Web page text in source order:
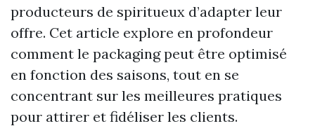
producteurs de spiritueux d’adapter leur
offre. Cet article explore en profondeur
comment le packaging peut être optimisé
en fonction des saisons, tout en se
concentrant sur les meilleures pratiques
pour attirer et fidéliser les clients.